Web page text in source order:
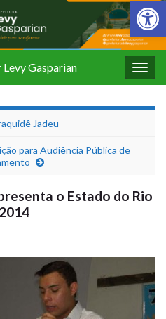
Barra de
Gasparian
Jadeu
para Audiência Pública de
o Estado do Rio